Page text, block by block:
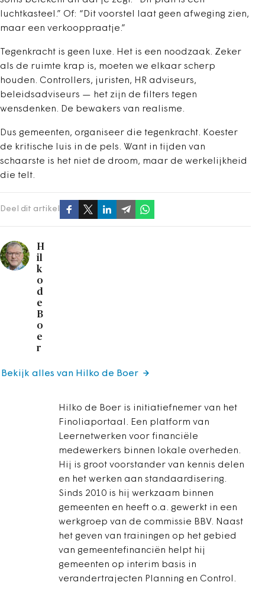
luchtkasteel.” Of: “Dit voorstel laat geen afweging zien,
maar een verkooppraatje.”
Tegenkracht is geen luxe. Het is een noodzaak. Zeker
als de ruimte krap is, moeten we elkaar scherp
houden. Controllers, juristen, HR adviseurs,
beleidsadviseurs — het zijn de filters tegen
wensdenken. De bewakers van realisme.
Dus gemeenten, organiseer die tegenkracht. Koester
de kritische luis in de pels. Want in tijden van
schaarste is het niet de droom, maar de werkelijkheid
die telt.
Deel dit artikel
H
il
k
o
d
e
B
o
e
r
Hilko de Boer is initiatiefnemer van het
Finoliaportaal. Een platform van
Leernetwerken voor financiële
medewerkers binnen lokale overheden.
Hij is groot voorstander van kennis delen
en het werken aan standaardisering.
Sinds 2010 is hij werkzaam binnen
gemeenten en heeft o.a. gewerkt in een
werkgroep van de commissie BBV. Naast
het geven van trainingen op het gebied
van gemeentefinanciën helpt hij
gemeenten op interim basis in
verandertrajecten Planning en Control.
Bekijk alles van Hilko de Boer